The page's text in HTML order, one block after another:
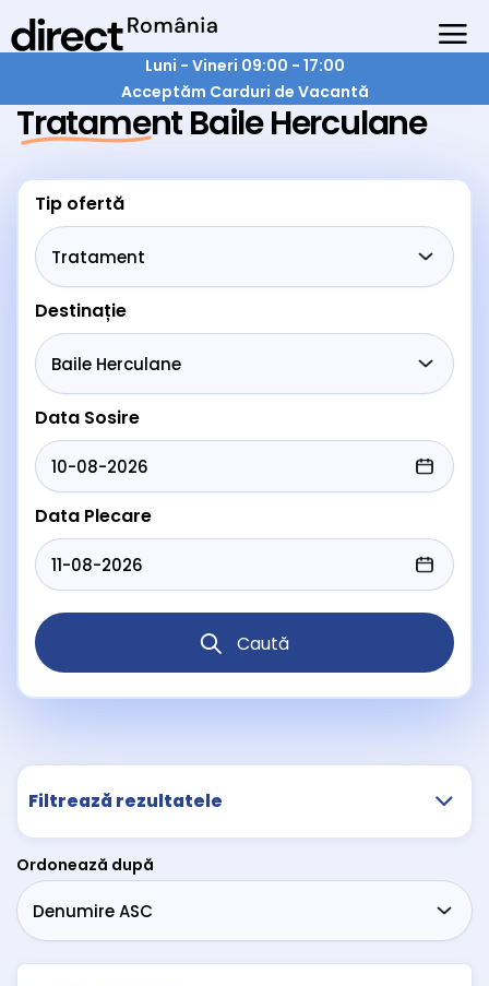
Luni - Vineri 09:00 - 17:00
Acceptăm Carduri de Vacantă
Tratament Baile Herculane
Tip ofertă
Destinație
Data Sosire
Data Plecare
Caută
Filtrează rezultatele
Ordonează după